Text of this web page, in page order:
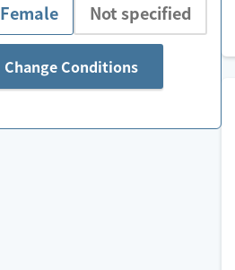
Female Not specified
Change Conditions